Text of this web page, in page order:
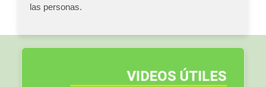
las personas.